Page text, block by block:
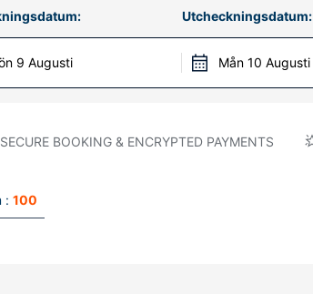
9 Augusti
Utcheckningsdatum:
Mån 10 Augusti
SECURE BOOKING & ENCRYPTED PAYMENTS
: 100